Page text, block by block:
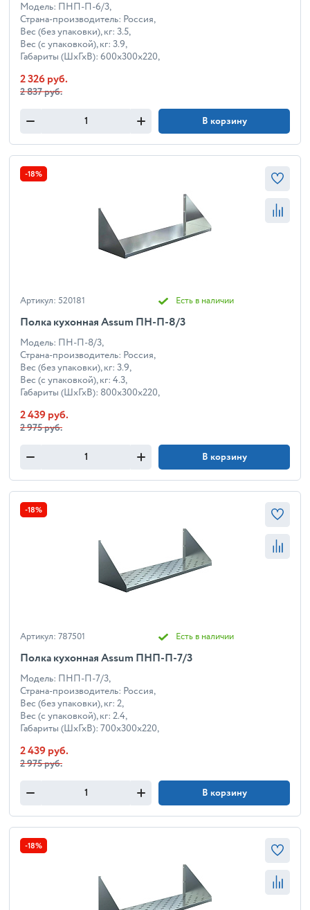
Модель: ПНП-П-6/3,
Страна-производитель: Россия,
Вес (без упаковки), кг: 3.5,
Вес (с упаковкой), кг: 3.9,
Габариты (ШхГхВ): 600x300x220,
2 326 руб.
2 837 руб.
В корзину
-18%
Артикул: 520181 Есть в наличии
Полка кухонная Assum ПН-П-8/3
Модель: ПН-П-8/3,
Страна-производитель: Россия,
Вес (без упаковки), кг: 3.9,
Вес (с упаковкой), кг: 4.3,
Габариты (ШхГхВ): 800x300x220,
2 439 руб.
2 975 руб.
В корзину
-18%
Артикул: 787501 Есть в наличии
Полка кухонная Assum ПНП-П-7/3
Модель: ПНП-П-7/3,
Страна-производитель: Россия,
Вес (без упаковки), кг: 2,
Вес (с упаковкой), кг: 2.4,
Габариты (ШхГхВ): 700x300x220,
2 439 руб.
2 975 руб.
В корзину
-18%